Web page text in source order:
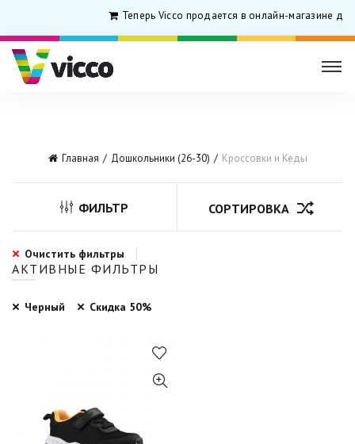
Теперь Vicco продается в онлайн-магазине
Главная Дошкольники (26-30) Кроссовки и Кеды
ФИЛЬТР СОРТИРОВКА
Очистить фильтры
АКТИВНЫЕ ФИЛЬТРЫ
Черный Скидка 50%